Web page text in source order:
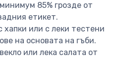
85% грозде от
етикет.
хапки или с леки тестени
на основата на гъби.
или лека салата от